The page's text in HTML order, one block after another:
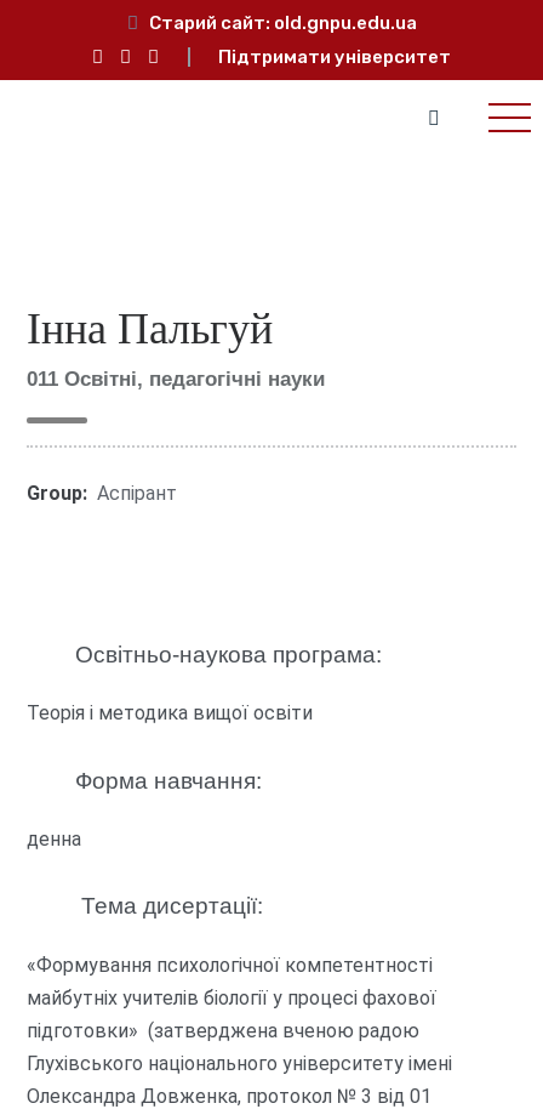
Старий сайт: old.gnpu.edu.ua
Підтримати університет
Інна Пальгуй
011 Освітні, педагогічні науки
Group: Аспірант
Освітньо-наукова програма:
Теорія і методика вищої освіти
Форма навчання:
денна
Тема дисертації:
«Формування психологічної компетентності
майбутніх учителів біології у процесі фахової
підготовки» (затверджена вченою радою
Глухівського національного університету імені
Олександра Довженка, протокол № 3 від 01